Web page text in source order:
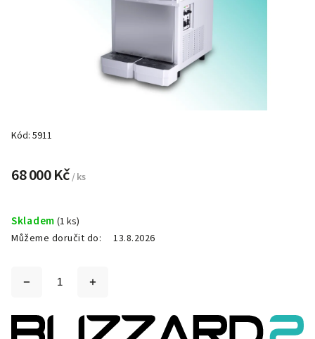
Kód: 5911
68 000 Kč/ ks
Skladem (1 ks)
Můžeme doručit do:
13.8.2026